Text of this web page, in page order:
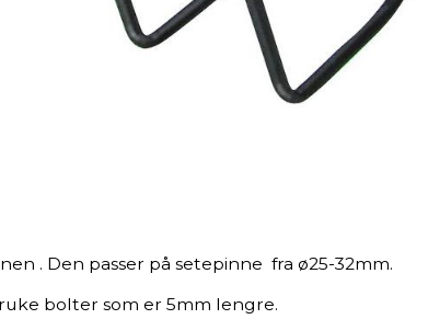
. Den passer på setepinne fra ø25-32mm.
bolter som er 5mm lengre.